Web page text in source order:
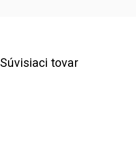
Súvisiaci tovar